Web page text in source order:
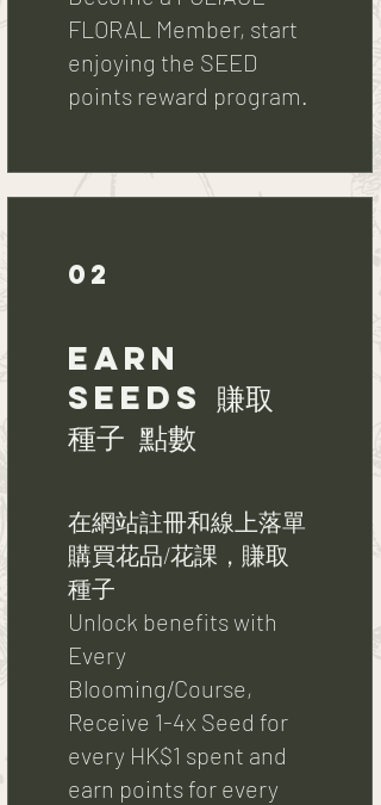
FLORAL Member, start
enjoying the SEED
02
EARN
SEEDs 賺取
種子 點數
在網站註冊和線上落單
購買花品/花課，賺取
種子
Unlock benefits with
Every
Blooming/Course,
Receive 1-4x Seed for
every HK$1 spent and
earn points for every